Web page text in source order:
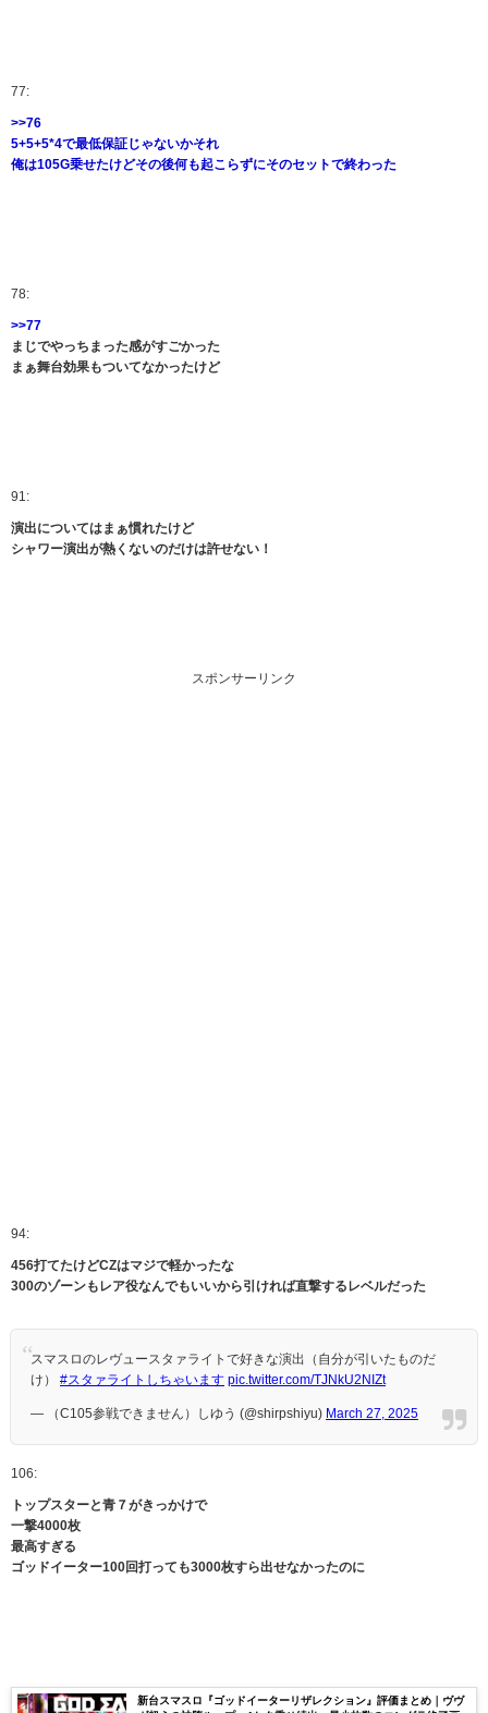
77:
>>76
5+5+5*4で最低保証じゃないかそれ
俺は105G乗せたけどその後何も起こらずにそのセットで終わった
78:
>>77
まじでやっちまった感がすごかった
まぁ舞台効果もついてなかったけど
91:
演出についてはまぁ慣れたけど
シャワー演出が熱くないのだけは許せない！
スポンサーリンク
94:
456打てたけどCZはマジで軽かったな
300のゾーンもレア役なんでもいいから引ければ直撃するレベルだった
スマスロのレヴュースタァライトで好きな演出（自分が引いたものだ
け） #スタァライトしちゃいます pic.twitter.com/TJNkU2NIZt
— （C105参戦できません）しゆう (@shirpshiyu) March 27, 2025
106:
トップスターと青７がきっかけで
一撃4000枚
最高すぎる
ゴッドイーター100回打っても3000枚すら出せなかったのに
新台スマスロ『ゴッドイーターリザレクション』評価まとめ｜ヴヴ